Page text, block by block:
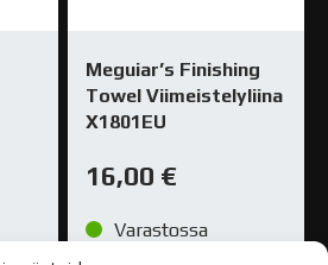
Meguiar’s Finishing
Towel Viimeistelyliina
X1801EU
16,00 €
Varastossa